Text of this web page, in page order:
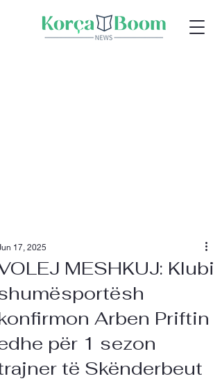
MESHKUJ: Klubi
Arben Priftin
për 1 sezon
të Skënderbeut
17, 2025